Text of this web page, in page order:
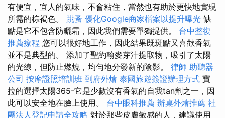
有便宜，宜人的氣味，不會粘住，當然也有助於更快地實現
所需的棕褐色。 跳蚤 優化Google商家檔案以提升曝光 缺
點是它不包含防曬霜，因此我們需要單獨提供。 台中整復
推薦療程 您可以很好地工作，因此結果既斑點又喜歡香氣
並不是典型的。 添加了聖約翰麥芽汁提取物，吸引了太陽
的光線，但防止燃燒，均勻地分發新的陰影。 律師 助聽器
公司 按摩證照培訓班 到府外燴 泰國旅遊簽證辦理方式 寶
拉的選擇太陽365-它是少數沒有香氣的自我tan劑之一，因
此可以安全地在臉上使用。 台中眼科推薦 辦桌外燴推薦 社
團法人登記申請全攻略 對於那些皮膚敏感的人，建議使用